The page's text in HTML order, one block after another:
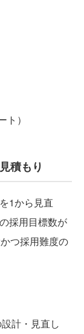
）
積もり
1から見直
採用目標数が
つ採用難度の
計・見直し